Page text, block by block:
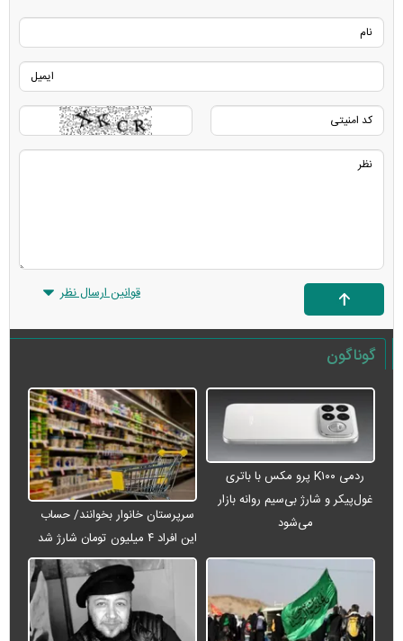
قوانین ارسال نظر
گوناگون
ردمی K۱۰۰ پرو مکس با باتری
غول‌پیکر و شارژ بی‌سیم روانه بازار
می‌شود
سرپرستان خانوار بخوانند/ حساب
این افراد ۴ میلیون تومان شارژ شد